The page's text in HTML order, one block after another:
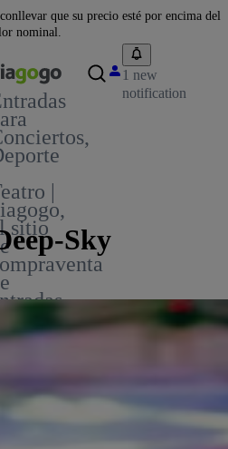
que su precio esté por encima del
nominal.
|
sitio
1 new
notification
Sky